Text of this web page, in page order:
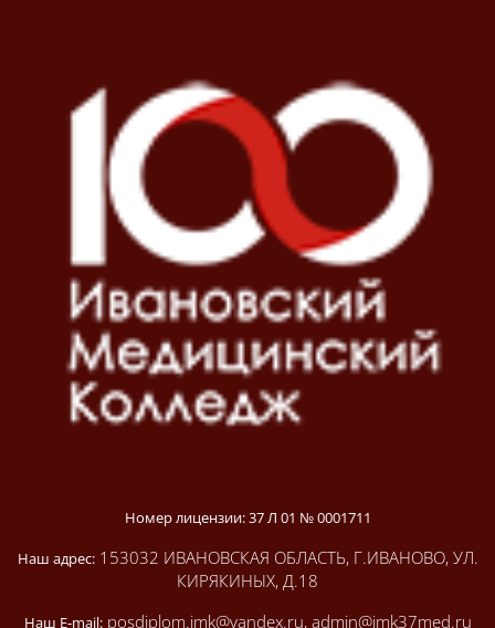
Номер лицензии: 37 Л 01 № 0001711
Наш адрес:153032 ИВАНОВСКАЯ ОБЛАСТЬ, Г.ИВАНОВО, УЛ.
КИРЯКИНЫХ, Д.18
Наш E-mail:posdiplom.imk@yandex.ru, admin@imk37med.ru